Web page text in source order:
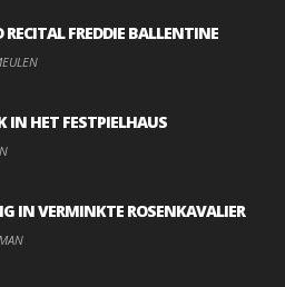
RECITAL FREDDIE BALLENTINE
IN HET FESTPIELHAUS
IN VERMINKTE ROSENKAVALIER